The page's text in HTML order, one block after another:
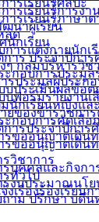
ารเรียนรู้ศิลปะ
ารเรียนรู้การงา
ารเรียนรู้ภาษาต่
นาผู้เรียน
ลด
นักเรียน
การแต่งกายนักเ
าร ประจำปีการ
ๆ กลุ่มบริหารวิช
ะกอบการประมู
รประมูลผู้ประก
บประเมินผลข้อ
บฟอร์มรายงานเ
นักเรียนหญิงแล
ยของข้าราชกา
ะกอบการคัดเลื
ารประจำปีการศึ
รขออนุญาตเดินท
รขออนุญาตเดิน
วิชาการ
บุคคลและกิจกา
ทั่วไป
งบประมาณนโย
งเรื่องร้องเรีย
ถาม ปรึกษา บดิ